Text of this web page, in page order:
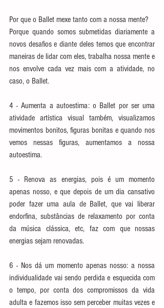
Por que o Ballet mexe tanto com a nossa mente?
Porque quando somos submetidas diariamente a
novos desafios e diante deles temos que encontrar
maneiras de lidar com eles, trabalha nossa mente e
nos envolve cada vez mais com a atividade, no
caso, o Ballet.
4 - Aumenta a autoestima: o Ballet por ser uma
atividade artística visual também, visualizamos
movimentos bonitos, figuras bonitas e quando nos
vemos nessas figuras, aumentamos a nossa
autoestima.
5 - Renova as energias, pois é um momento
apenas nosso, e que depois de um dia cansativo
poder fazer uma aula de Ballet, que vai liberar
endorfina, substâncias de relaxamento por conta
da música clássica, etc, faz com que nossas
energias sejam renovadas.
6 - Nos dá um momento apenas nosso: a nossa
individualidade vai sendo perdida e esquecida com
o tempo, por conta dos compromissos da vida
adulta e fazemos isso sem perceber muitas vezes e